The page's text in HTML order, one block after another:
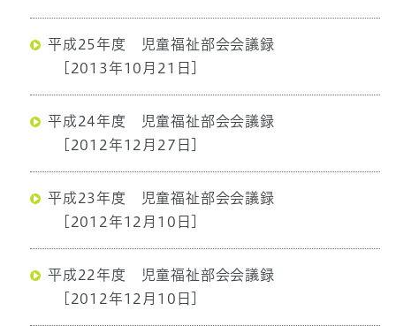
平成25年度 児童福祉部会会議録
[2013年10月21日]
平成24年度 児童福祉部会会議録
[2012年12月27日]
平成23年度 児童福祉部会会議録
[2012年12月10日]
平成22年度 児童福祉部会会議録
[2012年12月10日]